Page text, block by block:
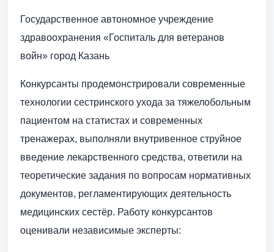
Государственное автономное учреждение
здравоохранения «Госпиталь для ветеранов
войн» город Казань
Конкурсанты продемонстрировали современные
технологии сестринского ухода за тяжелобольным
пациентом на статистах и современных
тренажерах, выполняли внутривенное струйное
введение лекарственного средства, ответили на
теоретические задания по вопросам нормативных
документов, регламентирующих деятельность
медицинских сестёр. Работу конкурсантов
оценивали независимые эксперты: